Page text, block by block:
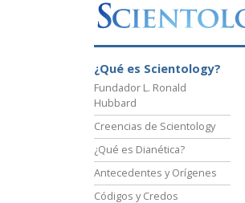
¿Qué es Scientology?
Fundador L. Ronald
Hubbard
Creencias de Scientology
¿Qué es Dianética?
Antecedentes y Orígenes
Códigos y Credos